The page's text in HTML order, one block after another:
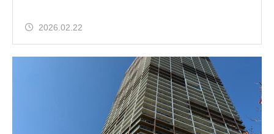
2026.02.22